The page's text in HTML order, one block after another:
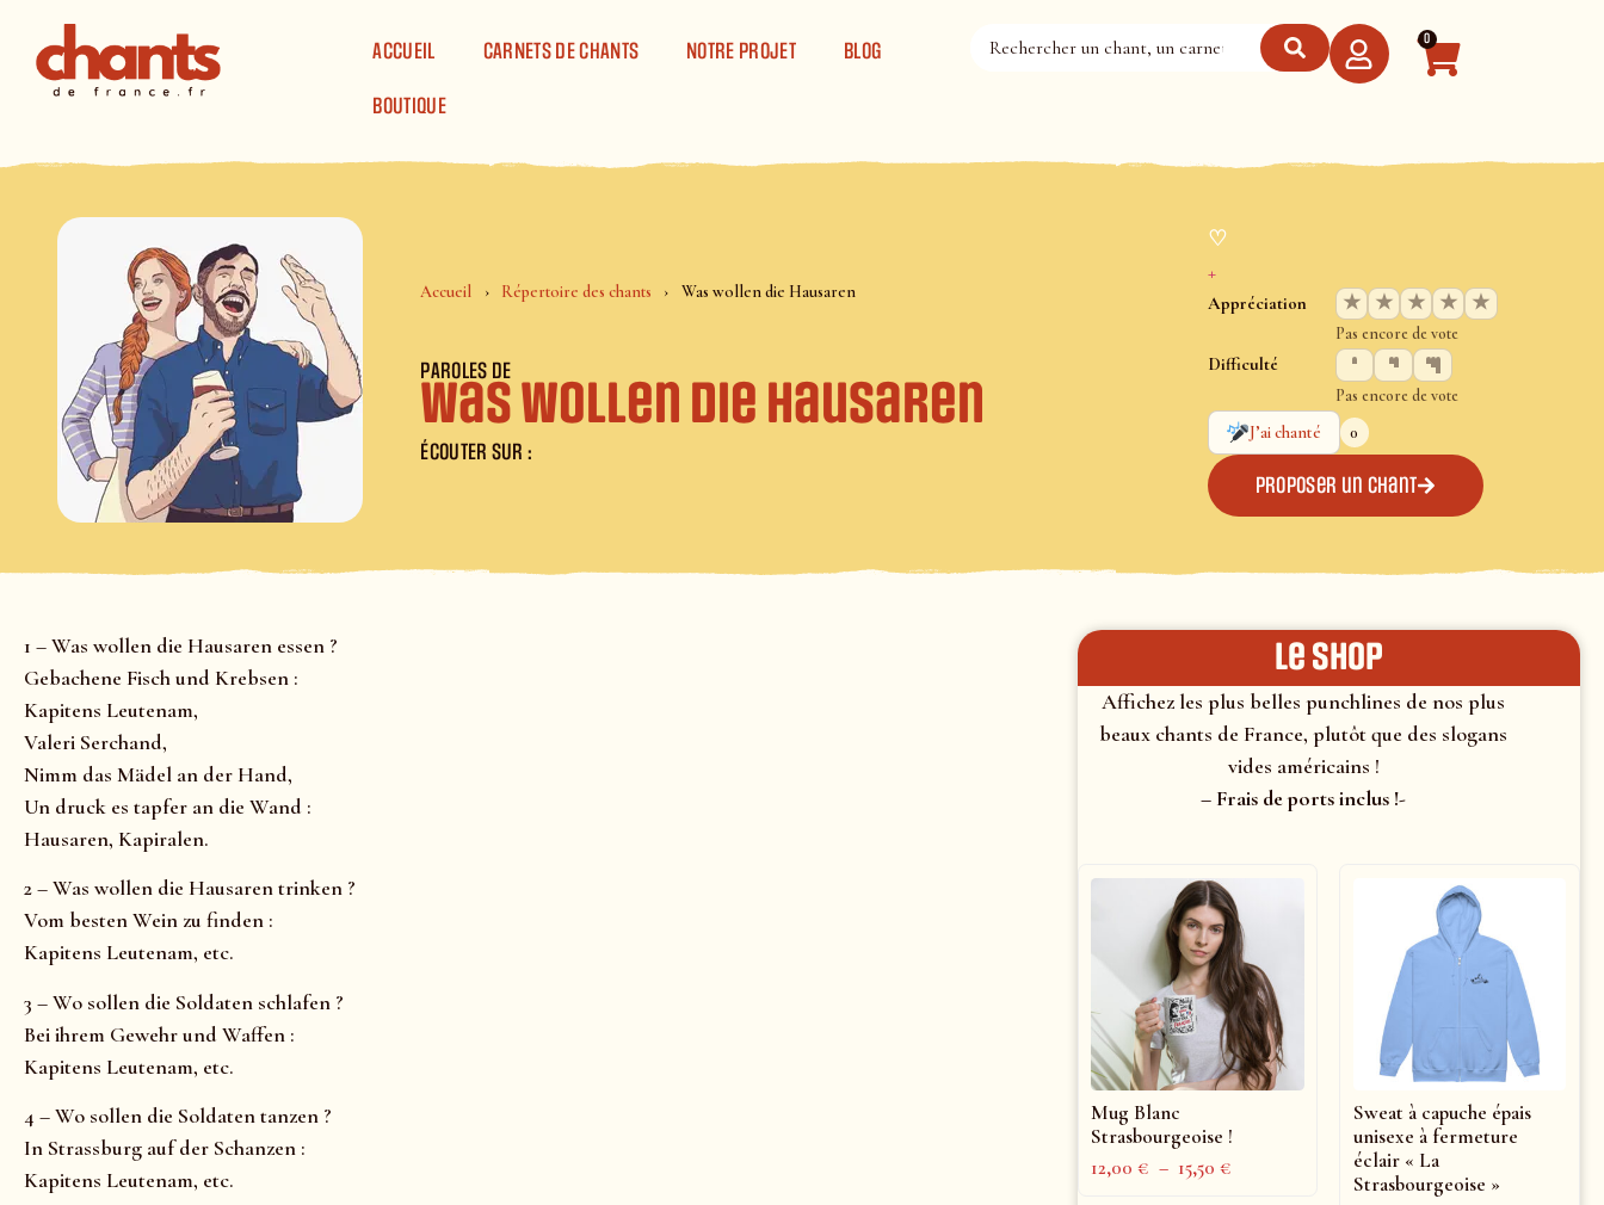
ACCUEIL
CARNETS DE CHANTS NOTRE PROJET BLOG
BOUTIQUE
0
Accueil Répertoire des chants Was wollen die Hausaren
PAROLES DE
Was wollen die Hausaren
ÉCOUTER SUR :
♡
+
Appréciation ★ ★ ★ ★ ★
Pas encore de vote
Difficulté
Pas encore de vote
J’ai chanté
0
Proposer un chant
1 – Was wollen die Hausaren essen ?
Gebachene Fisch und Krebsen :
Kapitens Leutenam,
Valeri Serchand,
Nimm das Mädel an der Hand,
Un druck es tapfer an die Wand :
Hausaren, Kapiralen.
2 – Was wollen die Hausaren trinken ?
Vom besten Wein zu finden :
Kapitens Leutenam, etc.
3 – Wo sollen die Soldaten schlafen ?
Bei ihrem Gewehr und Waffen :
Kapitens Leutenam, etc.
4 – Wo sollen die Soldaten tanzen ?
In Strassburg auf der Schanzen :
Kapitens Leutenam, etc.
le shop
Affichez les plus belles punchlines de nos plus
beaux chants de France, plutôt que des slogans
vides américains !
– Frais de ports inclus !-
Mug Blanc
Strasbourgeoise !
12,00€ – 15,50€
Sweat à capuche épais
unisexe à fermeture
éclair « La
Strasbourgeoise »